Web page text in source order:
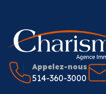
Appelez-nous
514-360-3000